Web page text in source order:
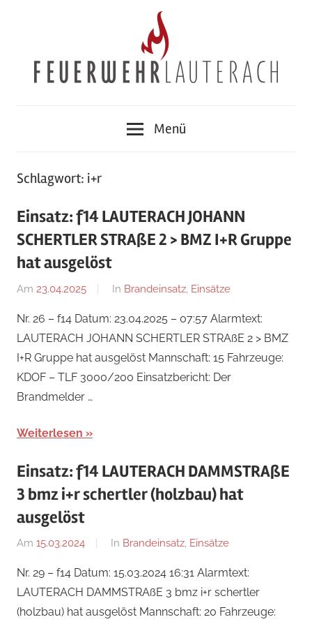
Lauterach
Menü
Schlagwort: i+r
Einsatz: f14 LAUTERACH JOHANN
SCHERTLER STRAßE 2 > BMZ I+R Gruppe
hat ausgelöst
Am 23.04.2025
Von
Perl
In Brandeinsatz Einsätze
Nr. 26 – f14 Datum: 23.04.2025 – 07:57 Alarmtext:
LAUTERACH JOHANN SCHERTLER STRAßE 2 > BMZ
I+R Gruppe hat ausgelöst Mannschaft: 15 Fahrzeuge:
KDOF – TLF 3000/200 Einsatzbericht: Der
Brandmelder …
Weiterlesen
Einsatz: f14 LAUTERACH DAMMSTRAßE
3 bmz i+r schertler (holzbau) hat
ausgelöst
Am 15.03.2024
Von
Steiner
In Brandeinsatz, Einsätze
Nr. 29 – f14 Datum: 15.03.2024 16:31 Alarmtext:
LAUTERACH DAMMSTRAßE 3 bmz i+r schertler
(holzbau) hat ausgelöst Mannschaft: 20 Fahrzeuge: